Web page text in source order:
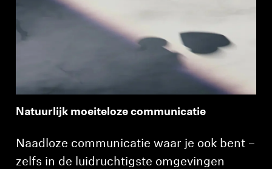
Natuurlijk moeiteloze communicatie
Naadloze communicatie waar je ook bent –
zelfs in de luidruchtigste omgevingen